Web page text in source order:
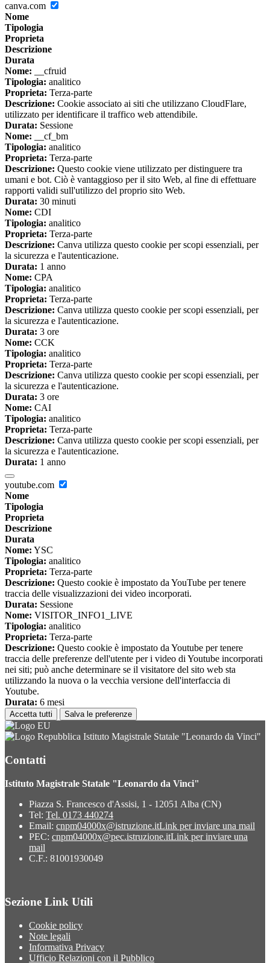
canva.com
Nome
Tipologia
Proprieta
Descrizione
Durata
Nome: __cfruid
Tipologia: analitico
Proprieta: Terza-parte
Descrizione: Cookie associato ai siti che utilizzano CloudFlare,
utilizzato per identificare il traffico web attendibile.
Durata: Sessione
Nome: __cf_bm
Tipologia: analitico
Proprieta: Terza-parte
Descrizione: Questo cookie viene utilizzato per distinguere tra
umani e bot. Ciò è vantaggioso per il sito Web, al fine di effettuare
rapporti validi sull'utilizzo del proprio sito Web.
Durata: 30 minuti
Nome: CDI
Tipologia: analitico
Proprieta: Terza-parte
Descrizione: Canva utilizza questo cookie per scopi essenziali, per
la sicurezza e l'autenticazione.
Durata: 1 anno
Nome: CPA
Tipologia: analitico
Proprieta: Terza-parte
Descrizione: Canva utilizza questo cookie per scopi essenziali, per
la sicurezza e l'autenticazione.
Durata: 3 ore
Nome: CCK
Tipologia: analitico
Proprieta: Terza-parte
Descrizione: Canva utilizza questo cookie per scopi essenziali, per
la sicurezza e l'autenticazione.
Durata: 3 ore
Nome: CAI
Tipologia: analitico
Proprieta: Terza-parte
Descrizione: Canva utilizza questo cookie per scopi essenziali, per
la sicurezza e l'autenticazione.
Durata: 1 anno
youtube.com
Nome
Tipologia
Proprieta
Descrizione
Durata
Nome: YSC
Tipologia: analitico
Proprieta: Terza-parte
Descrizione: Questo cookie è impostato da YouTube per tenere
traccia delle visualizzazioni dei video incorporati.
Durata: Sessione
Nome: VISITOR_INFO1_LIVE
Tipologia: analitico
Proprieta: Terza-parte
Descrizione: Questo cookie è impostato da Youtube per tenere
traccia delle preferenze dell'utente per i video di Youtube incorporati
nei siti; può anche determinare se il visitatore del sito web sta
utilizzando la nuova o la vecchia versione dell'interfaccia di
Youtube.
Durata: 6 mesi
Accetta tutti Salva le preferenze
Istituto Magistrale Statale "Leonardo da Vinci"
Contatti
Istituto Magistrale Statale "Leonardo da Vinci"
Piazza S. Francesco d'Assisi, 1 - 12051 Alba (CN)
Tel: Tel. 0173 440274
Email: cnpm04000x@istruzione.itLink per inviare una mail
PEC: cnpm04000x@pec.istruzione.itLink per inviare una
mail
C.F.: 81001930049
Sezione Link Utili
Cookie policy
Note legali
Informativa Privacy
Ufficio Relazioni con il Pubblico